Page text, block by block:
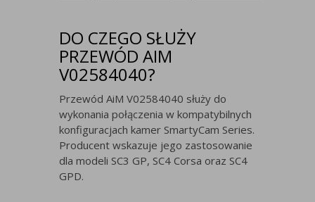
DO CZEGO SŁUŻY
PRZEWÓD AIM
V02584040?
Przewód AiM V02584040 służy do
wykonania połączenia w kompatybilnych
konfiguracjach kamer SmartyCam Series.
Producent wskazuje jego zastosowanie
dla modeli SC3 GP, SC4 Corsa oraz SC4
GPD.